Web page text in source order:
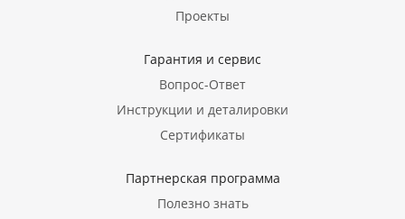
Проекты
Гарантия и сервис
Вопрос-Ответ
Инструкции и деталировки
Сертификаты
Партнерская программа
Полезно знать